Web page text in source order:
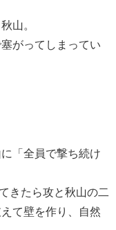
山。
がってしまってい
「全員で撃ち続け
きたら攻と秋山の二
て壁を作り、自然